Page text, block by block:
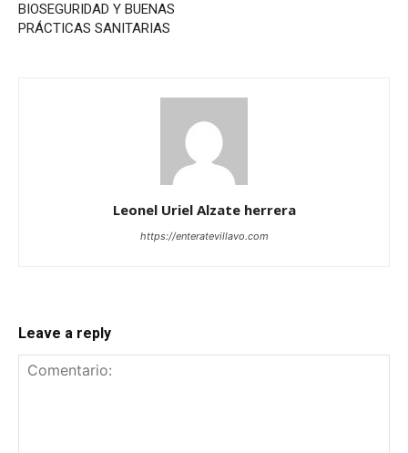
BIOSEGURIDAD Y BUENAS
PRÁCTICAS SANITARIAS
Leonel Uriel Alzate herrera
https://enteratevillavo.com
Leave a reply